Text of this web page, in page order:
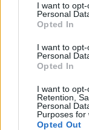
I want to
Personal
Opted In
I want to
Personal
Opted In
I want to opt-
Retention,
Personal
Purposes for
Opted Out
Παρατείνονται
ευλογιά των
6 Αυγούστου, 2026
ΟΠΕΚΑ: Νέα